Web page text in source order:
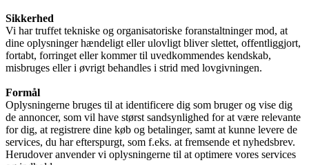
Sikkerhed
Vi har truffet tekniske og organisatoriske foranstaltninger mod, at
dine oplysninger hændeligt eller ulovligt bliver slettet, offentliggjort,
fortabt, forringet eller kommer til uvedkommendes kendskab,
misbruges eller i øvrigt behandles i strid med lovgivningen.
Formål
Oplysningerne bruges til at identificere dig som bruger og vise dig
de annoncer, som vil have størst sandsynlighed for at være relevante
for dig, at registrere dine køb og betalinger, samt at kunne levere de
services, du har efterspurgt, som f.eks. at fremsende et nyhedsbrev.
Herudover anvender vi oplysningerne til at optimere vores services